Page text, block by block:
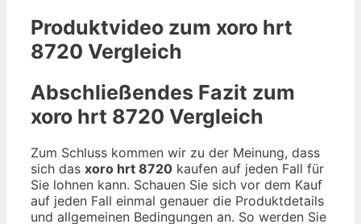
Produktvideo zum xoro hrt
8720 Vergleich
Abschließendes Fazit zum
xoro hrt 8720 Vergleich
Zum Schluss kommen wir zu der Meinung, dass
sich das xoro hrt 8720 kaufen auf jeden Fall für
Sie lohnen kann. Schauen Sie sich vor dem Kauf
auf jeden Fall einmal genauer die Produktdetails
und allgemeinen Bedingungen an. So werden Sie